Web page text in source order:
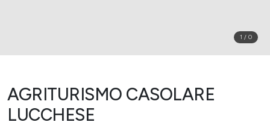
1 / 0
AGRITURISMO CASOLARE
LUCCHESE